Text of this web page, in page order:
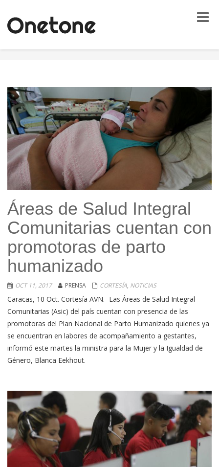
Toggle
Áreas de Salud Integral
Comunitarias cuentan con
promotoras de parto
humanizado
OCT 11, 2017 PRENSA CORTESÍA, NOTICIAS
Caracas, 10 Oct. Cortesía AVN.- Las Áreas de Salud Integral
Comunitarias (Asic) del país cuentan con presencia de las
promotoras del Plan Nacional de Parto Humanizado quienes ya
se encuentran en labores de acompañamiento a gestantes,
informó este martes la ministra para la Mujer y la Igualdad de
Género, Blanca Eekhout.